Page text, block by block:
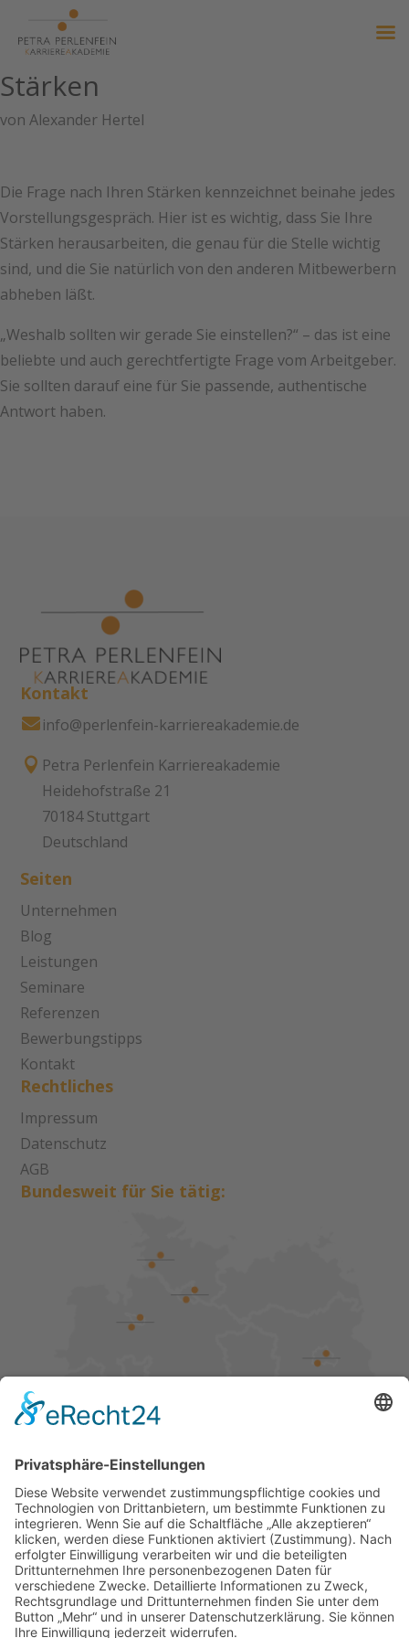
Stärken
von Alexander Hertel
Die Frage nach Ihren Stärken kennzeichnet beinahe jedes
Vorstellungsgespräch. Hier ist es wichtig, dass Sie Ihre
Stärken herausarbeiten, die genau für die Stelle wichtig
sind, und die Sie natürlich von den anderen Mitbewerbern
abheben läßt.
„Weshalb sollten wir gerade Sie einstellen?“ – das ist eine
beliebte und auch gerechtfertigte Frage vom Arbeitgeber.
Sie sollten darauf eine für Sie passende, authentische
Antwort haben.
Kontakt
info@perlenfein-karriereakademie.de
 Petra Perlenfein Karriereakademie
Heidehofstraße 21
70184 Stuttgart
Deutschland
Seiten
Unternehmen
Blog
Leistungen
Seminare
Referenzen
Bewerbungstipps
Kontakt
Rechtliches
Impressum
Datenschutz
AGB
Bundesweit für Sie tätig: